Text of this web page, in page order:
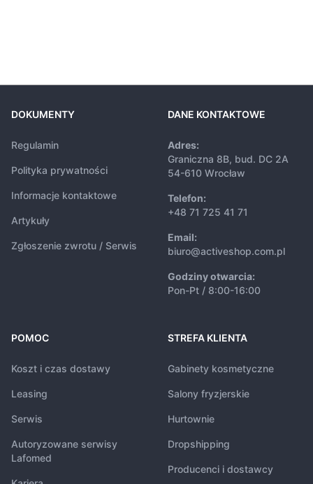
DOKUMENTY
Regulamin
Polityka prywatności
Informacje kontaktowe
Artykuły
Zgłoszenie zwrotu / Serwis
DANE KONTAKTOWE
Adres:
Graniczna 8B, bud. DC 2A
54-610 Wrocław
Telefon:
+48 71 725 41 71
Email:
biuro@activeshop.com.pl
Godziny otwarcia:
Pon-Pt / 8:00-16:00
POMOC
Koszt i czas dostawy
Leasing
Serwis
Autoryzowane serwisy
Lafomed
STREFA KLIENTA
Gabinety kosmetyczne
Salony fryzjerskie
Hurtownie
Dropshipping
Producenci i dostawcy